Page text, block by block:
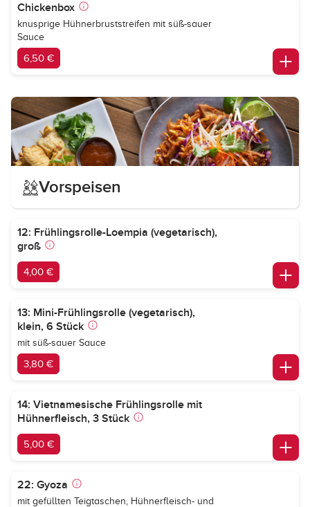
Chickenbox
knusprige Hühnerbruststreifen mit süß-sauer
Sauce
6,50 €
Vorspeisen
12: Frühlingsrolle-Loempia (vegetarisch),
groß
4,00 €
13: Mini-Frühlingsrolle (vegetarisch),
klein, 6 Stück
mit süß-sauer Sauce
3,80 €
14: Vietnamesische Frühlingsrolle mit
Hühnerfleisch, 3 Stück
5,00 €
22: Gyoza
mit gefüllten Teigtaschen, Hühnerfleisch- und